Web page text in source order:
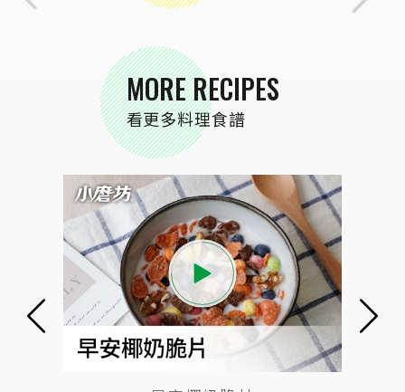
MORE RECIPES
看更多料理食譜